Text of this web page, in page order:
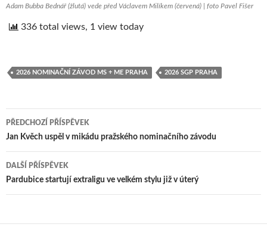
Adam Bubba Bednář (žlutá) vede před Václavem Milíkem (červená) | foto Pavel Fišer
336 total views, 1 view today
2026 NOMINAČNÍ ZÁVOD MS + ME PRAHA 2026 SGP PRAHA
Navigace
pro
příspěvek
PŘEDCHOZÍ PŘÍSPĚVEK
Jan Kvěch uspěl v mikádu pražského nominačního závodu
DALŠÍ PŘÍSPĚVEK
Pardubice startují extraligu ve velkém stylu již v úterý